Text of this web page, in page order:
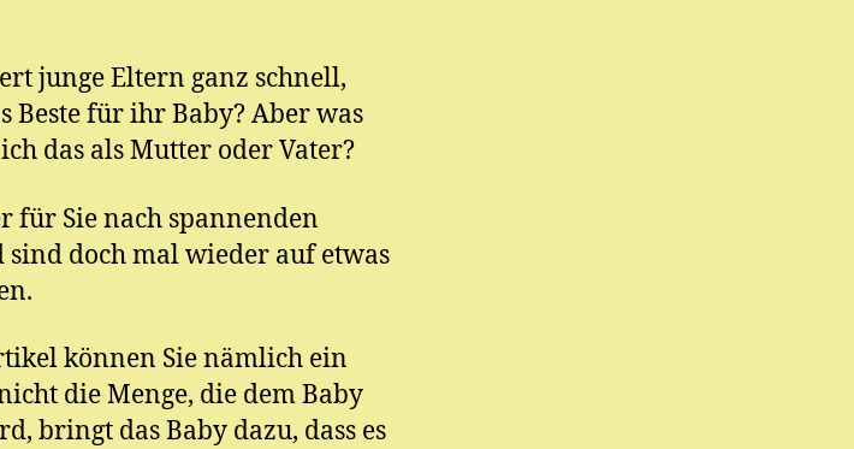
junge Eltern ganz schnell,
Beste für ihr Baby? Aber was
das als Mutter oder Vater?
für Sie nach spannenden
doch mal wieder auf etwas
können Sie nämlich ein
die Menge, die dem Baby
bringt das Baby dazu, dass es